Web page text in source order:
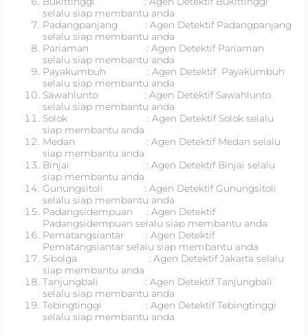
selalu siap membantu anda
Padangpanjang : Agen Detektif Padangpanjang
selalu siap membantu anda
Pariaman : Agen Detektif Pariaman
selalu siap membantu anda
Payakumbuh : Agen Detektif Payakumbuh
selalu siap membantu anda
Sawahlunto : Agen Detektif Sawahlunto
selalu siap membantu anda
Solok : Agen Detektif Solok selalu
siap membantu anda
Medan : Agen Detektif Medan selalu
siap membantu anda
Binjai : Agen Detektif Binjai selalu
siap membantu anda
Gunungsitoli : Agen Detektif Gunungsitoli
selalu siap membantu anda
Padangsidempuan : Agen Detektif
Padangsidempuan selalu siap membantu anda
Pematangsiantar : Agen Detektif
Pematangsiantar selalu siap membantu anda
Sibolga : Agen Detektif Jakarta selalu
siap membantu anda
Tanjungbali : Agen Detektif Tanjungbali
selalu siap membantu anda
Tebingtinggi : Agen Detektif Tebingtinggi
selalu siap membantu anda